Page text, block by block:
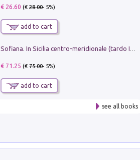
€ 26.60 (€28.00- 5%)
add to cart
€ 71.25 (€75.00- 5%)
add to cart
see all books